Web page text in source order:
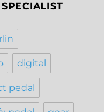
digital
pedal